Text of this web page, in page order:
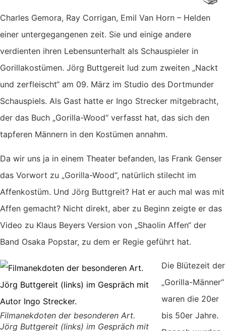
Charles Gemora, Ray Corrigan, Emil Van Horn – Helden
einer untergegangenen zeit. Sie und einige andere
verdienten ihren Lebensunterhalt als Schauspieler in
Gorillakostümen. Jörg Buttgereit lud zum zweiten „Nackt
und zerfleischt“ am 09. März im Studio des Dortmunder
Schauspiels. Als Gast hatte er Ingo Strecker mitgebracht,
der das Buch „Gorilla-Wood“ verfasst hat, das sich den
tapferen Männern in den Kostümen annahm.
Da wir uns ja in einem Theater befanden, las Frank Genser
das Vorwort zu „Gorilla-Wood“, natürlich stilecht im
Affenkostüm. Und Jörg Buttgreit? Hat er auch mal was mit
Affen gemacht? Nicht direkt, aber zu Beginn zeigte er das
Video zu Klaus Beyers Version von „Shaolin Affen“ der
Band Osaka Popstar, zu dem er Regie geführt hat.
Filmanekdoten der besonderen Art.
Jörg Buttgereit (links) im Gespräch mit
Die Blütezeit der
„Gorilla-Männer“
waren die 20er
bis 50er Jahre.